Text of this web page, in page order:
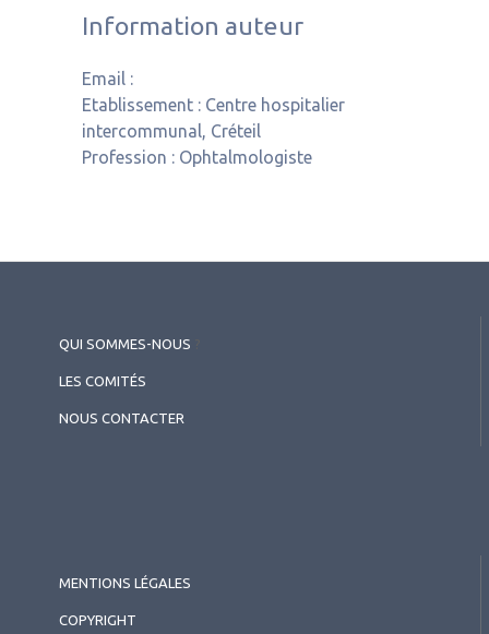
Information auteur
Email :
Etablissement : Centre hospitalier
intercommunal, Créteil
Profession : Ophtalmologiste
QUI SOMMES-NOUS
LES COMITÉS
NOUS CONTACTER
MENTIONS LÉGALES
COPYRIGHT